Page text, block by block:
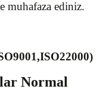
muhafaza ediniz.
Normal